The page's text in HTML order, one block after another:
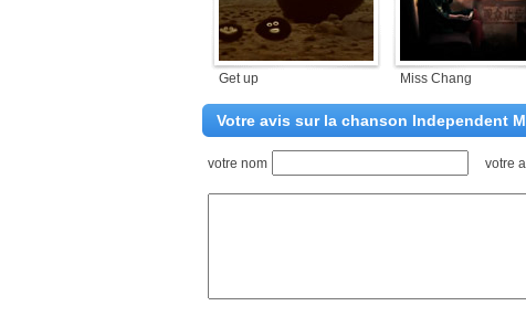
Get up Miss Chang
Votre avis sur la chanson Independent
votre nom votre